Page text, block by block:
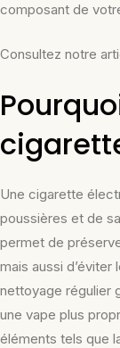
composant de
Consultez notre
Une cigarette
poussières et de
permet de
mais aussi
nettoyage régulier
une vape plus
éléments tels que